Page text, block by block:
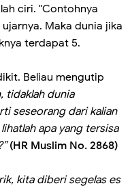
ciri. "Contohnya
Maka dunia jika
terdapat 5.
Beliau mengutip
tidaklah dunia
seseorang dari kalian
apa yang tersisa
(HR Muslim No. 2868)
kita diberi segelas es